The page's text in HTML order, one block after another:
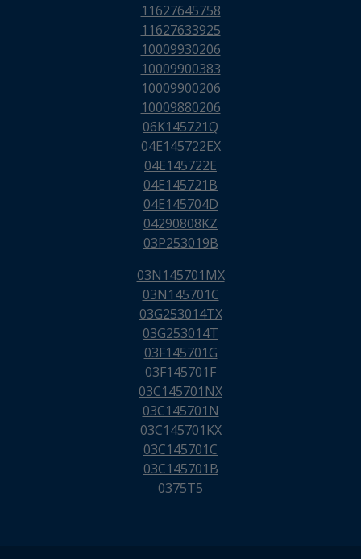
11627645758
11627633925
10009930206
10009900383
10009900206
10009880206
06K145721Q
04E145722EX
04E145722E
04E145721B
04E145704D
04290808KZ
03P253019B
03N145701MX
03N145701C
03G253014TX
03G253014T
03F145701G
03F145701F
03C145701NX
03C145701N
03C145701KX
03C145701C
03C145701B
0375T5